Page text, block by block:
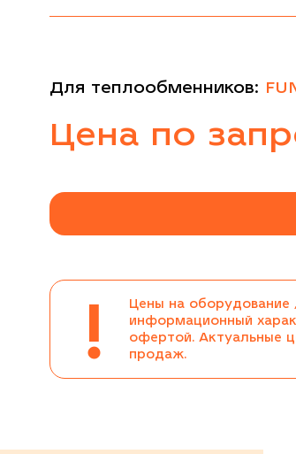
Для теплообменников:
Цена по
!
Цены на оборудование
информационный
офертой. Актуальные
продаж.